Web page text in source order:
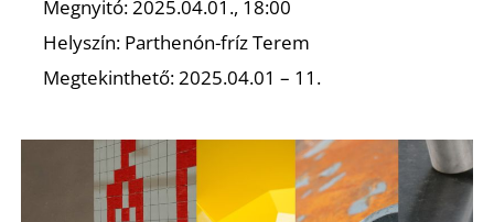
Megnyitó: 2025.04.01., 18:00
Helyszín: Parthenón-fríz Terem
Megtekinthető: 2025.04.01 – 11.